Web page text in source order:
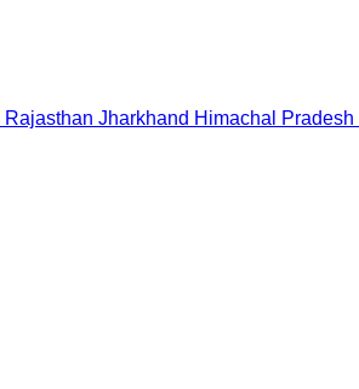
Rajasthan Jharkhand Himachal Pradesh